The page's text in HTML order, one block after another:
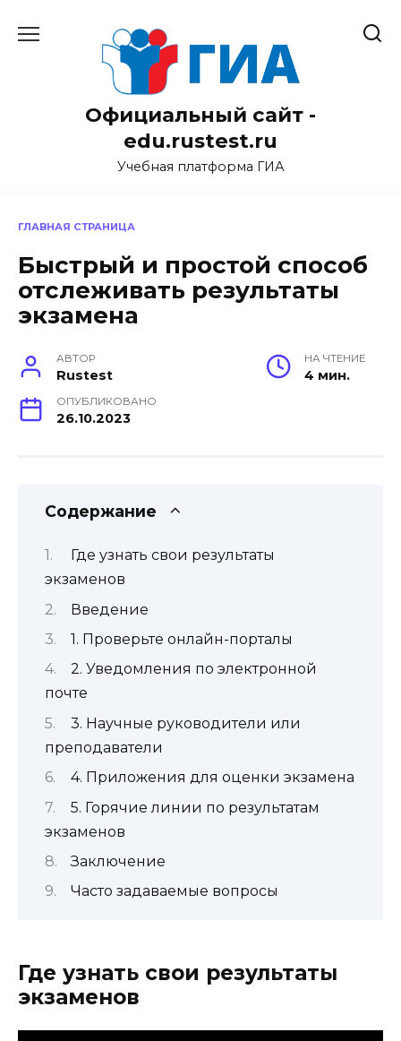
Официальный сайт -
edu.rustest.ru
Учебная платформа ГИА
ГЛАВНАЯ СТРАНИЦА
Быстрый и простой способ
отслеживать результаты
экзамена
АВТОР
Rustest
НА ЧТЕНИЕ
4 мин.
ОПУБЛИКОВАНО
26.10.2023
Содержание
Где узнать свои результаты
экзаменов
Введение
1. Проверьте онлайн-порталы
2. Уведомления по электронной
почте
3. Научные руководители или
преподаватели
4. Приложения для оценки экзамена
5. Горячие линии по результатам
экзаменов
Заключение
Часто задаваемые вопросы
Где узнать свои результаты
экзаменов